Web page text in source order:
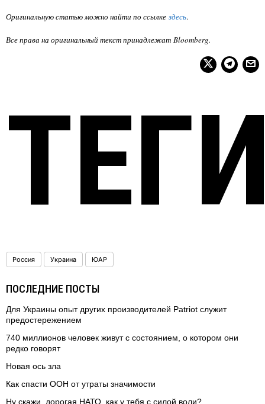
Оригинальную статью можно найти по ссылке здесь.
Все права на оригинальный текст принадлежат Bloomberg.
Россия Украина ЮАР
ПОСЛЕДНИЕ ПОСТЫ
Для Украины опыт других производителей Patriot служит
предостережением
740 миллионов человек живут с состоянием, о котором они
редко говорят
Новая ось зла
Как спасти ООН от утраты значимости
Ну скажи, дорогая НАТО, как у тебя с силой воли?